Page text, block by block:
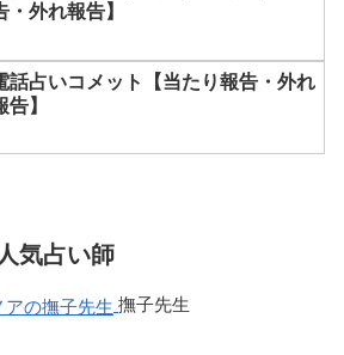
・外れ報告】
話占いコメット【当たり報告・外れ
告】
気占い師
撫子先生